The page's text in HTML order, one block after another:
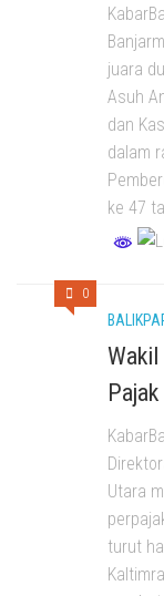
juara
Asuh
dan
dalam
ke 47
0
Wakil
Utara
turut